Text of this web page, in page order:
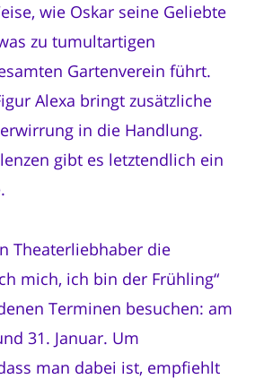
wie Oskar seine Geliebte
zu tumultartigen
Gartenverein führt.
Alexa bringt zusätzliche
in die Handlung.
gibt es letztendlich ein
Theaterliebhaber die
mich, ich bin der Frühling“
Terminen besuchen: am
31. Januar. Um
man dabei ist, empfiehlt